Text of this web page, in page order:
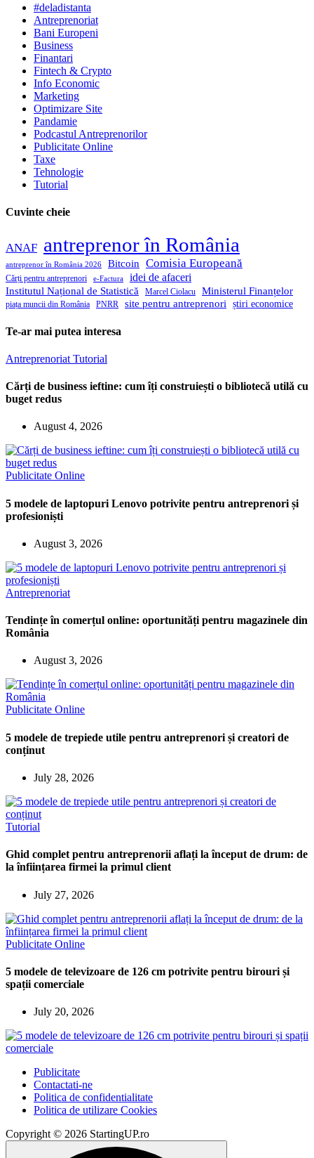
#deladistanta
Antreprenoriat
Bani Europeni
Business
Finantari
Fintech & Crypto
Info Economic
Marketing
Optimizare Site
Pandamie
Podcastul Antreprenorilor
Publicitate Online
Taxe
Tehnologie
Tutorial
Cuvinte cheie
ANAF antreprenor în România
antreprenor în România 2026 Bitcoin Comisia Europeană
Cărți pentru antreprenori e-Factura idei de afaceri
Institutul Național de Statistică Marcel Ciolacu Ministerul Finanțelor
piața muncii din România PNRR site pentru antreprenori știri economice
Te-ar mai putea interesa
Antreprenoriat Tutorial
Cărți de business ieftine: cum îți construiești o bibliotecă utilă cu
buget redus
August 4, 2026
Publicitate Online
5 modele de laptopuri Lenovo potrivite pentru antreprenori și
profesioniști
August 3, 2026
Antreprenoriat
Tendințe în comerțul online: oportunități pentru magazinele din
România
August 3, 2026
Publicitate Online
5 modele de trepiede utile pentru antreprenori și creatori de
conținut
July 28, 2026
Tutorial
Ghid complet pentru antreprenorii aflați la început de drum: de
la înființarea firmei la primul client
July 27, 2026
Publicitate Online
5 modele de televizoare de 126 cm potrivite pentru birouri și
spații comerciale
July 20, 2026
Publicitate
Contactati-ne
Politica de confidentialitate
Politica de utilizare Cookies
Copyright © 2026 StartingUP.ro